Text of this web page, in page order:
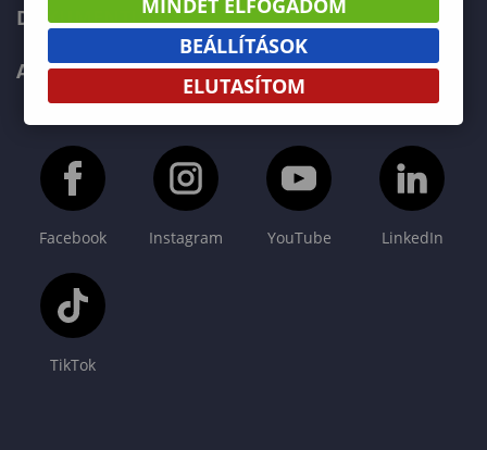
DOKUMENTUMOK
ADATVÉDELEM
Facebook Instagram YouTube LinkedIn
TikTok
MINDET ELFOGADOM
BEÁLLÍTÁSOK
ELUTASÍTOM